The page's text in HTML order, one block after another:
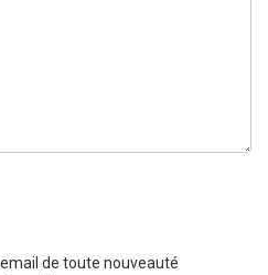
de toute nouveauté